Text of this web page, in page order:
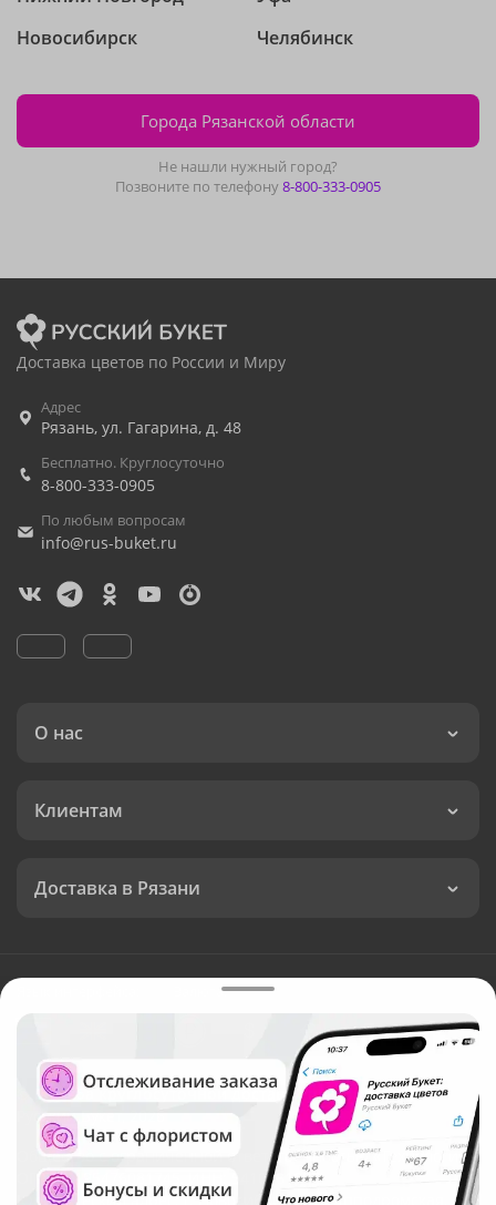
Новосибирск
Челябинск
Города Рязанской области
Не нашли нужный город?
Позвоните по телефону8-800-333-0905
Доставка цветов по России и Миру
Адрес
Рязань, ул. Гагарина, д. 48
Бесплатно. Круглосуточно
8-800-333-0905
По любым вопросам
info@rus-buket.ru
О нас
Клиентам
Доставка в Рязани
Валюта:
Служба круглосуточной доставки цветов в Рязани
Русский Букет, 2026
Общество с ограниченной ответственностью «Технология»
ОГРН: 1195476081745, ИНН: 5410081997
Юридический адрес: г. Новосибирск, ул. Ипподромская,